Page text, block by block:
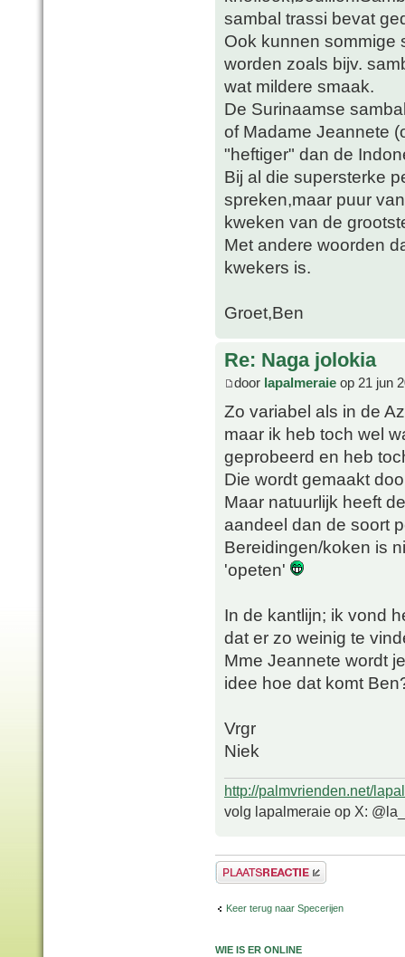
sambal trassi bevat
Ook kunnen sommige
worden zoals bijv.
wat mildere smaak.
De Surinaamse
of Madame Jeannete
"heftiger" dan de
Bij al die supersterke
spreken,maar puur
kweken van de
Met andere woorden
kwekers is.
Groet,Ben
Re: Naga jolokia
door lapalmeraie op 21 jun
Zo variabel als in de
maar ik heb toch wel
geprobeerd en heb
Die wordt gemaakt
Maar natuurlijk heeft
aandeel dan de soort
Bereidingen/koken is
'opeten'
In de kantlijn; ik vond
dat er zo weinig te
Mme Jeannete wordt
idee hoe dat komt
Vrgr
Niek
http://palmvrienden.net/
volg lapalmeraie op X:
Plaats een reactie
Keer terug naar Specerijen
WIE IS ER ONLINE